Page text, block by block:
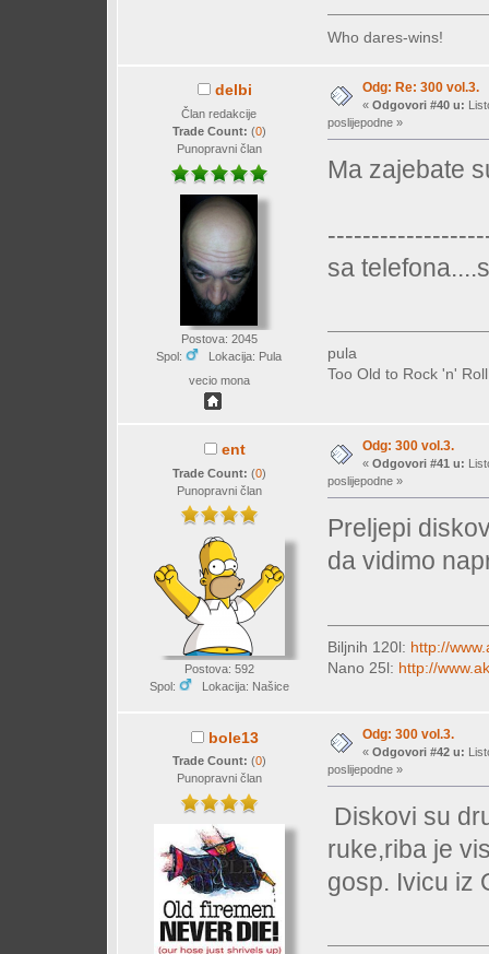
Who dares-wins!
delbi
Član redakcije
Trade Count: (0)
Punopravni član
Postova: 2045
Spol:
Lokacija: Pula
vecio mona
Odg: Re: 300 vol.3.
« Odgovori #40 u:
poslijepodne »
Ma zajebate
sa
pula
Too Old to Rock 'n'
ent
Trade Count: (0)
Punopravni član
Postova: 592
Spol:
Lokacija: Našice
Odg: 300 vol.3.
« Odgovori #41 u:
poslijepodne »
Preljepi
da vidimo
Biljnih 120l: http://
Nano 25l: http://
bole13
Trade Count: (0)
Punopravni član
Odg: 300 vol.3.
« Odgovori #42 u:
poslijepodne »
Diskovi su
ruke,riba je
gosp. Ivicu iz